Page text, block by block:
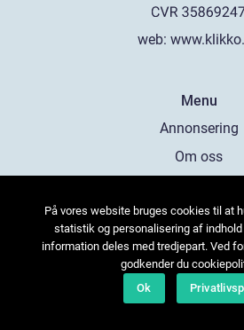
web:
Menu
Annonsering
Om oss
Kontakta oss
Sitemap
På vores website bruges cookies til at
statistik og personalisering af indhold
information deles med tredjepart. Ved
godkender du
Ok